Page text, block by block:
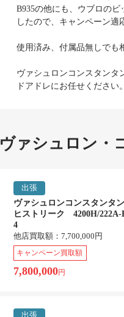
B935の他にも、ウブロの
したので、キャンペーン適
使用済み、付属品無しでも
ヴァシュロンコンスタンタ
ドアドレにお任せください。
ヴァシュロン・
出張
ヴァシュロンコンスタンタ
ヒストリーク 4200H/222A-
4
他店買取額： 7,700,000円
キャンペーン買取額
7,800,000円
出張